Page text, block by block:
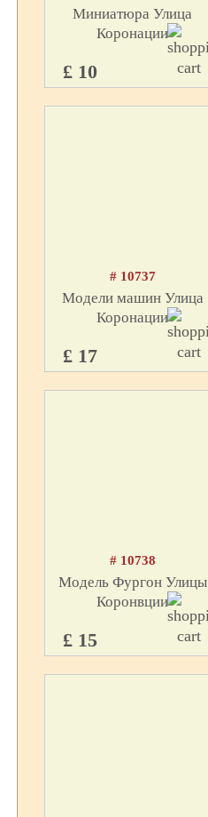
Миниатюра Улица
Коронации
£ 10
# 10737
Модели машин Улица
Коронации
£ 17
# 10738
Модель Фургон Улицы
Коронвции
£ 15